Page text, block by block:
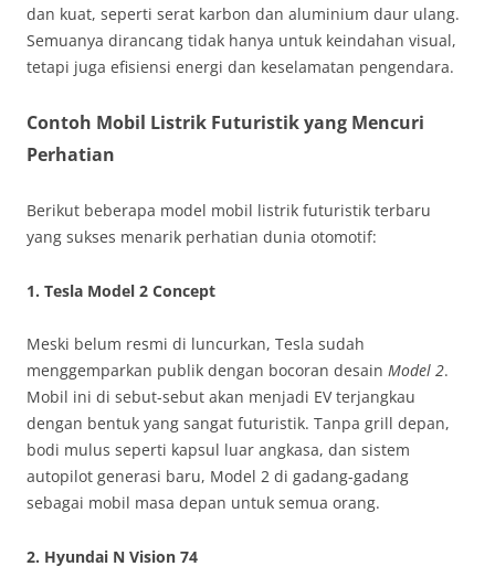
dan kuat, seperti serat karbon dan aluminium daur ulang.
Semuanya dirancang tidak hanya untuk keindahan visual,
tetapi juga efisiensi energi dan keselamatan pengendara.
Contoh Mobil Listrik Futuristik yang Mencuri
Perhatian
Berikut beberapa model mobil listrik futuristik terbaru
yang sukses menarik perhatian dunia otomotif:
1. Tesla Model 2 Concept
Meski belum resmi di luncurkan, Tesla sudah
menggemparkan publik dengan bocoran desain Model 2.
Mobil ini di sebut-sebut akan menjadi EV terjangkau
dengan bentuk yang sangat futuristik. Tanpa grill depan,
bodi mulus seperti kapsul luar angkasa, dan sistem
autopilot generasi baru, Model 2 di gadang-gadang
sebagai mobil masa depan untuk semua orang.
2. Hyundai N Vision 74